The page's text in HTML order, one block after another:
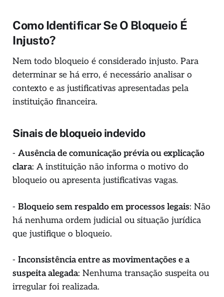
Como Identificar Se O Bloqueio É
Injusto?
Nem todo bloqueio é considerado injusto. Para
determinar se há erro, é necessário analisar o
contexto e as justificativas apresentadas pela
instituição financeira.
Sinais de bloqueio indevido
- Ausência de comunicação prévia ou explicação
clara: A instituição não informa o motivo do
bloqueio ou apresenta justificativas vagas.
- Bloqueio sem respaldo em processos legais: Não
há nenhuma ordem judicial ou situação jurídica
que justifique o bloqueio.
- Inconsistência entre as movimentações e a
suspeita alegada: Nenhuma transação suspeita ou
irregular foi realizada.